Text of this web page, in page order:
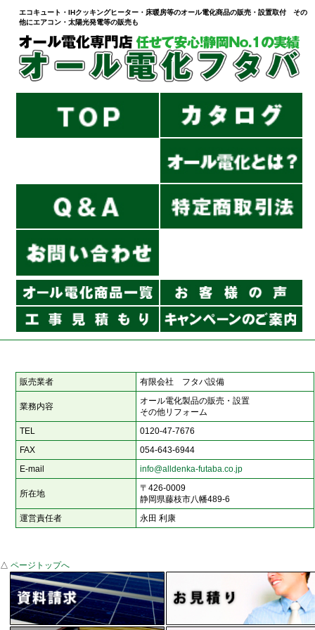
エコキュート・IHクッキングヒーター・床暖房等のオール電化商品の販売・設置取付 その
他にエアコン・太陽光発電等の販売も
販売業者 有限会社 フタバ設備
業務内容
オール電化製品の販売・設置
その他リフォーム
TEL
0120-47-7676
FAX
054-643-6944
E-mail
info@alldenka-futaba.co.jp
所在地
〒426-0009
静岡県藤枝市八幡489-6
運営責任者
永田 利康
△ ページトップへ